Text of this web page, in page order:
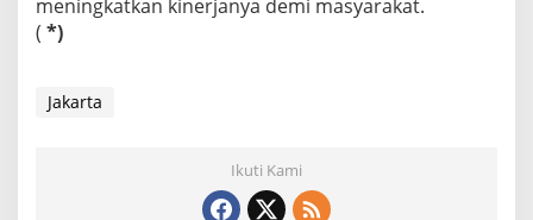
meningkatkan kinerjanya demi masyarakat.
( *)
Jakarta
Ikuti Kami